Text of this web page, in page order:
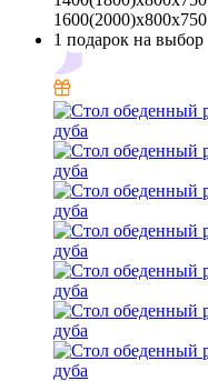
1600(2000)х800х750
1 подарок на выбор